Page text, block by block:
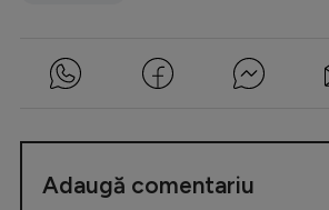
Adaugă comentariu